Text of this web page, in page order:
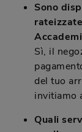
Sono
Sì, il
del tuo
invitiamo
Quali